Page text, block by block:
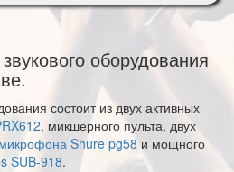
оборудования
состоит из двух активных
, микшерного пульта, двух
Shure pg58и мощного
SUB-918.